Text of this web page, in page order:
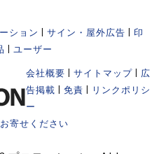
ション サイン・屋外広告
印
ユーザー
会社概要 サイトマップ
広
告掲載
免責
リンクポリシ
ー
寄せください